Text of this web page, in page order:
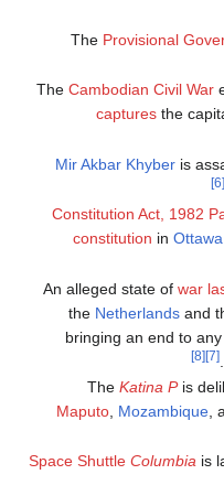
Provisional
Cambodian Civil War
capturesthe
Mir Akbar Khyberis
[6]
Constitution Act, 1982
constitution in Ottawa
war
the Netherlandsand
bringing an end to
[7]
[8]
Katina Pis
Maputo, Mozambique,
Space Shuttle Columbiais